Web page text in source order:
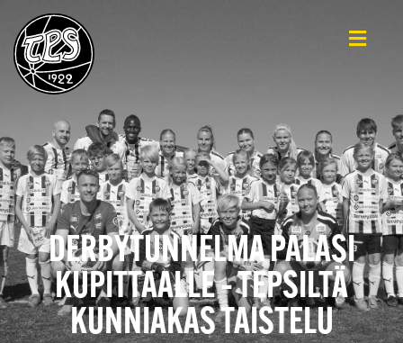
DERBYTUNNELMA PALASI
KUPITTAALLE – TEPSILTÄ
KUNNIAKAS TAISTELU